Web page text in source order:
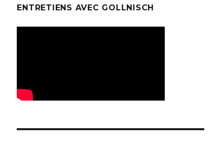
ENTRETIENS AVEC GOLLNISCH